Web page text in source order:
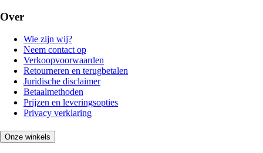
Over
Wie zijn wij?
Neem contact op
Verkoopvoorwaarden
Retourneren en terugbetalen
Juridische disclaimer
Betaalmethoden
Prijzen en leveringsopties
Privacy verklaring
Onze winkels